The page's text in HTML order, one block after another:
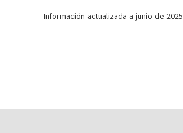
Información actualizada a junio de 2025